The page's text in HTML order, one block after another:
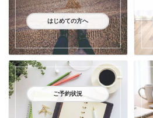
はじめての方へ
ご予約状況